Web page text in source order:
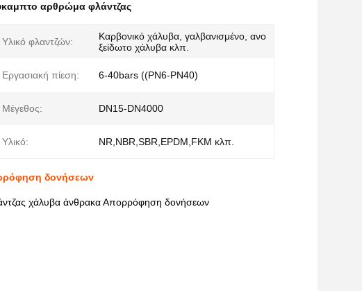
αρθρώμα φλάντζας
Υλικό φλαντζών:
Καρβονικό χάλυβα, γαλβανισμένο, ανο
ξείδωτο χάλυβα κλπ.
Εργασιακή πίεση: 6-40bars ((PN6-PN40)
Μέγεθος: DN15-DN4000
Υλικό: NR,NBR,SBR,EPDM,FKM κλπ.
δονήσεων
χάλυβα άνθρακα Απορρόφηση δονήσεων